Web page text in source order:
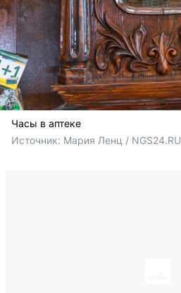
Часы в аптеке
Источник: Мария Ленц / NGS24.RU